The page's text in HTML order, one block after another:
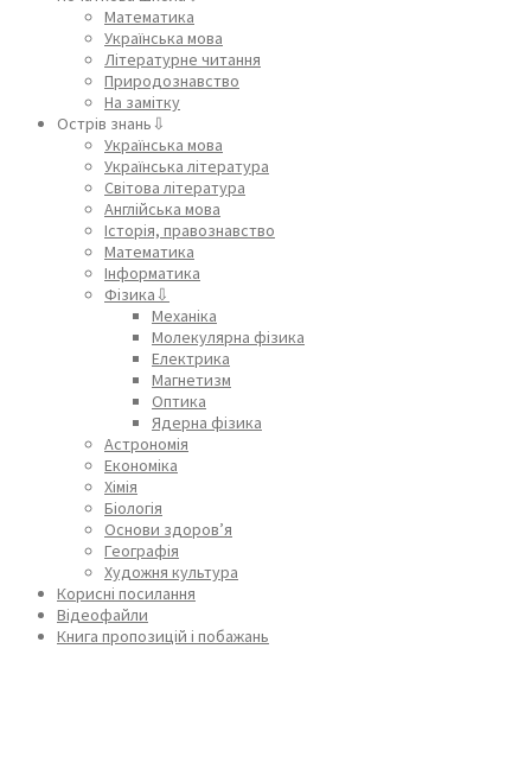
Математика
Українська мова
Літературне читання
Природознавство
На замітку
Острів знань⇩
Українська мова
Українська література
Світова література
Англійська мова
Історія, правознавство
Математика
Інформатика
Фізика⇩
Механіка
Молекулярна фізика
Електрика
Магнетизм
Оптика
Ядерна фізика
Астрономія
Економіка
Хімія
Біологія
Основи здоров’я
Географія
Художня культура
Корисні посилання
Відеофайли
Книга пропозицій і побажань